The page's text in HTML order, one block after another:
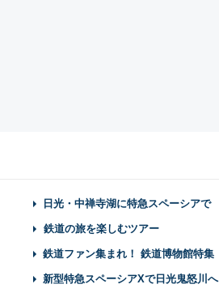
日光・中禅寺湖に特急スペーシアで
鉄道の旅を楽しむツアー
鉄道ファン集まれ！ 鉄道博物館特集
新型特急スペーシアXで日光鬼怒川へ